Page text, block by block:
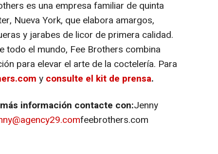
es una empresa familiar de quinta
Nueva York, que elabora amargos,
y jarabes de licor de primera calidad.
todo el mundo, Fee Brothers combina
para elevar el arte de la coctelería. Para
y consulte el kit de prensa.
información contacte con:Jenny
feebrothers.com